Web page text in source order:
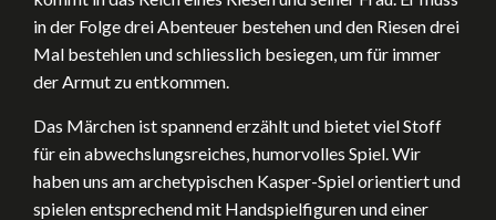
in der Folge drei Abenteuer bestehen und den Riesen drei
Mal bestehlen und schliesslich besiegen, um für immer
der Armut zu entkommen.
Das Märchen ist spannend erzählt und bietet viel Stoff
für ein abwechslungsreiches, humorvolles Spiel. Wir
haben uns am archetypischen Kasper-Spiel orientiert und
spielen entsprechend mit Handspielfiguren und einer